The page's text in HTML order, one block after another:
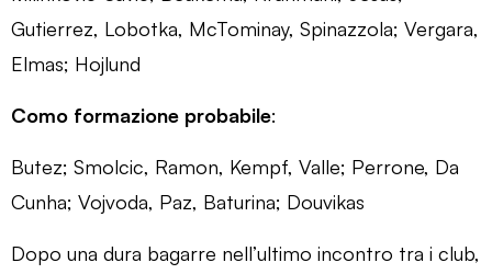
Gutierrez, Lobotka, McTominay, Spinazzola; Vergara,
Elmas; Hojlund
Como formazione probabile:
Butez; Smolcic, Ramon, Kempf, Valle; Perrone, Da
Cunha; Vojvoda, Paz, Baturina; Douvikas
Dopo una dura bagarre nell’ultimo incontro tra i club,